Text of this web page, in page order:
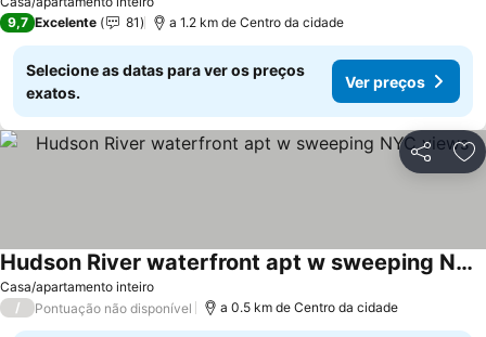
9,7 Excelente 81 a 1.2 km de Centro da cidade
Selecione as datas para ver os preços
exatos.
Ver preços
Partilhar
Casa/apartamento inteiro
Hudson River waterfront apt w sweeping NYC views
/ Pontuação não disponível a 0.5 km de Centro da cidade